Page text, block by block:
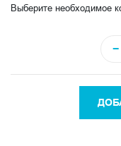
Выберите необходимое
−